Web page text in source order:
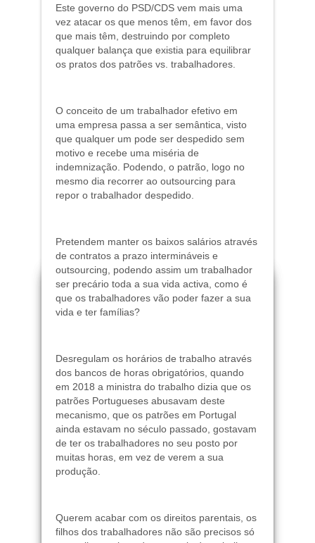
Este governo do PSD/CDS vem mais uma
vez atacar os que menos têm, em favor dos
que mais têm, destruindo por completo
qualquer balança que existia para equilibrar
os pratos dos patrões vs. trabalhadores.
O conceito de um trabalhador efetivo em
uma empresa passa a ser semântica, visto
que qualquer um pode ser despedido sem
motivo e recebe uma miséria de
indemnização. Podendo, o patrão, logo no
mesmo dia recorrer ao outsourcing para
repor o trabalhador despedido.
Pretendem manter os baixos salários através
de contratos a prazo intermináveis e
outsourcing, podendo assim um trabalhador
ser precário toda a sua vida activa, como é
que os trabalhadores vão poder fazer a sua
vida e ter famílias?
Desregulam os horários de trabalho através
dos bancos de horas obrigatórios, quando
em 2018 a ministra do trabalho dizia que os
patrões Portugueses abusavam deste
mecanismo, que os patrões em Portugal
ainda estavam no século passado, gostavam
de ter os trabalhadores no seu posto por
muitas horas, em vez de verem a sua
produção.
Querem acabar com os direitos parentais, os
filhos dos trabalhadores não são precisos só